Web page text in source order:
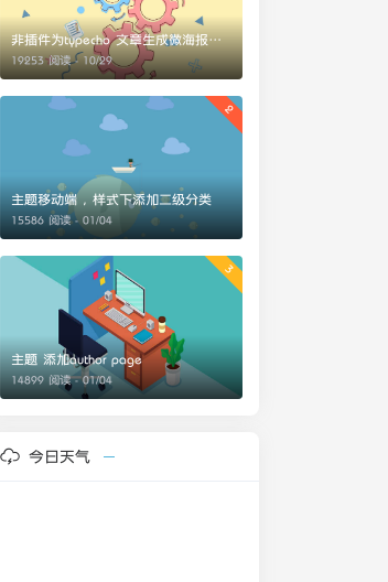
非插件为typecho 文章生成微海报分享
19253 阅读 - 10/29
2
主题移动端，样式下添加二级分类
15586 阅读 - 01/04
3
主题 添加author page
14899 阅读 - 01/04
今日天气